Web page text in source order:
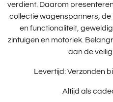
verdient. Daarom
collectie wagenspanners,
en functionaliteit,
zintuigen en motoriek.
aan de
Levertijd: Verzonden
Altijd als